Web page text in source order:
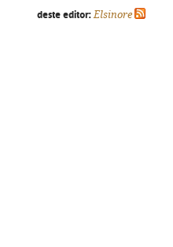
deste editor: Elsinore